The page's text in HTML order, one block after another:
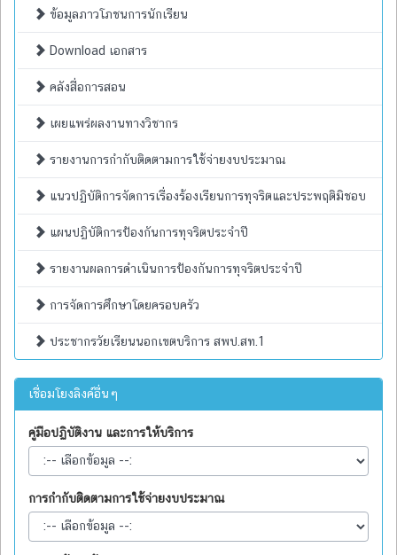
ข้อมูลภาวโภชนการนักเรียน
Download เอกสาร
คลังสื่อการสอน
เผยแพร่ผลงานทางวิชากร
รายงานการกำกับติดตามการใช้จ่ายงบประมาณ
แนวปฏิบัติการจัดการเรื่องร้องเรียนการทุจริตและประพฤติมิชอบ
แผนปฏิบัติการป้องกันการทุจริตประจำปี
รายงานผลการดำเนินการป้องกันการทุจริตประจำปี
การจัดการศึกษาโดยครอบครัว
ประชากรวัยเรียนนอกเขตบริการ สพป.สท.1
เชื่อมโยงลิงค์อื่นๆ
คู่มือปฏิบัติงาน และการให้บริการ
การกำกับติดตามการใช้จ่ายงบประมาณ